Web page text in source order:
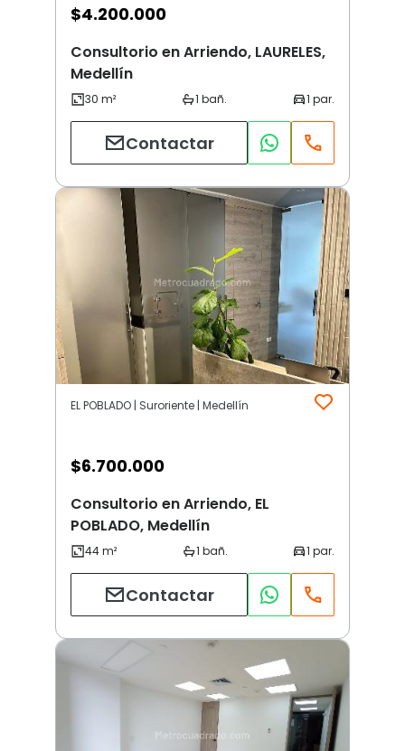
$4.200.000
Consultorio en Arriendo, LAURELES,
Medellín
Contactar
EL POBLADO | Suroriente | Medellín
$6.700.000
Consultorio en Arriendo, EL
POBLADO, Medellín
Contactar